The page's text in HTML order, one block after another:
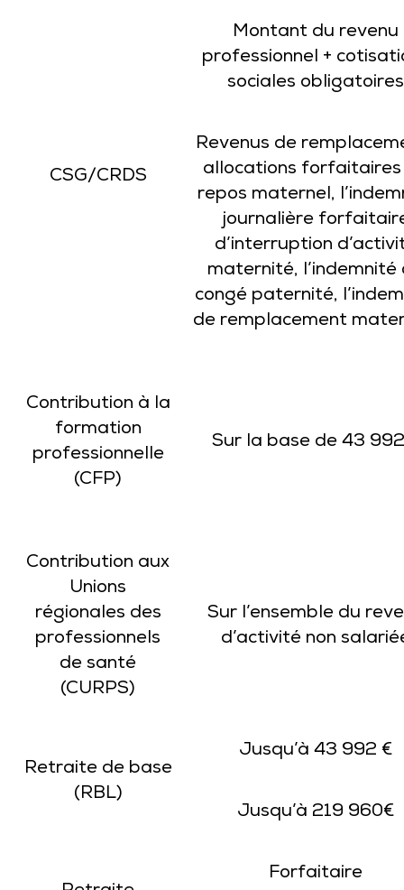
CSG/CRDS
Montant du revenu
professionnel +
sociales obligatoires
Revenus de
allocations
repos maternel,
journalière
d’interruption
maternité, l’indemnité
congé paternité,
de remplacement
Contribution à la
formation
professionnelle
(CFP)
Sur la base de 43
Contribution aux
Unions
régionales des
professionnels
de santé
(CURPS)
Sur l’ensemble du
d’activité non
Retraite de base
(RBL)
Jusqu’à 43 992 €
Jusqu’à 219 960€
Forfaitaire